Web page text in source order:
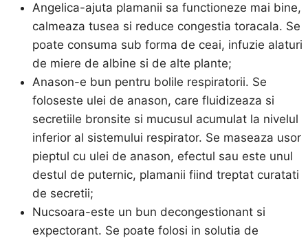
Angelica-ajuta plamanii sa functioneze mai bine,
calmeaza tusea si reduce congestia toracala. Se
poate consuma sub forma de ceai, infuzie alaturi
de miere de albine si de alte plante;
Anason-e bun pentru bolile respiratorii. Se
foloseste ulei de anason, care fluidizeaza si
secretiile bronsite si mucusul acumulat la nivelul
inferior al sistemului respirator. Se maseaza usor
pieptul cu ulei de anason, efectul sau este unul
destul de puternic, plamanii fiind treptat curatati
de secretii;
Nucsoara-este un bun decongestionant si
expectorant. Se poate folosi in solutia de